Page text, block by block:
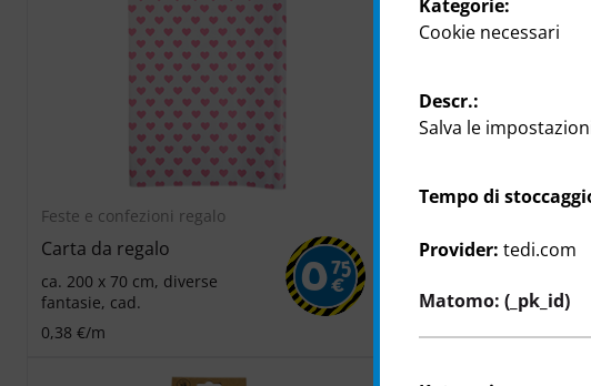
Feste e confezioni regalo
Carta da regalo
ca. 200 x 70 cm, diverse
fantasie, cad.
0,38 €/m
075
€
Carta da regalo
modelli, 80 GSM, cad.
1 €/m
Kategorie:
Cookie necessari
Descr.:
Salva le
Tempo di
Provider: tedi.com
Matomo: (_pk_id)